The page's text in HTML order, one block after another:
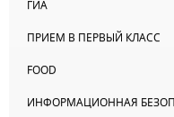
ГИА
ПРИЕМ В ПЕРВЫЙ КЛАСС
FOOD
ИНФОРМАЦИОННАЯ